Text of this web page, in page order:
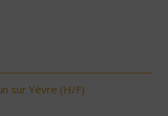
sur Yèvre (H/F)